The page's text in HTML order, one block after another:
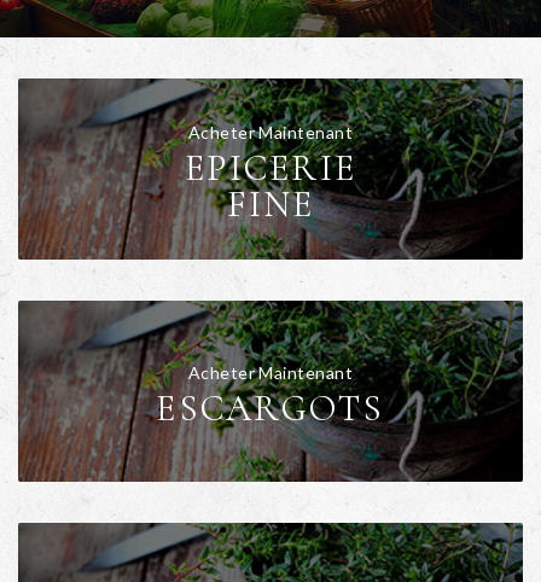
Acheter Maintenant
EPICERIE
FINE
Acheter Maintenant
ESCARGOTS